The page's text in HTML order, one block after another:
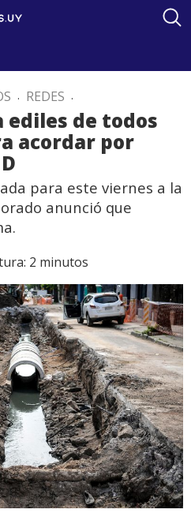
. REDES .
ediles de todos
acordar por
para este viernes a la
anunció que
2 minutos